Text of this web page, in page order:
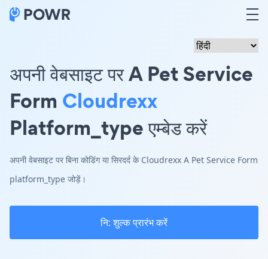
अपनी वेबसाइट पर A Pet Service
Form Cloudrexx
Platform_type एम्बेड करें
अपनी वेबसाइट पर बिना कोडिंग या सिरदर्द के Cloudrexx A Pet Service Form
platform_type जोड़ें।
नि: शुल्क प्रारंभ करें